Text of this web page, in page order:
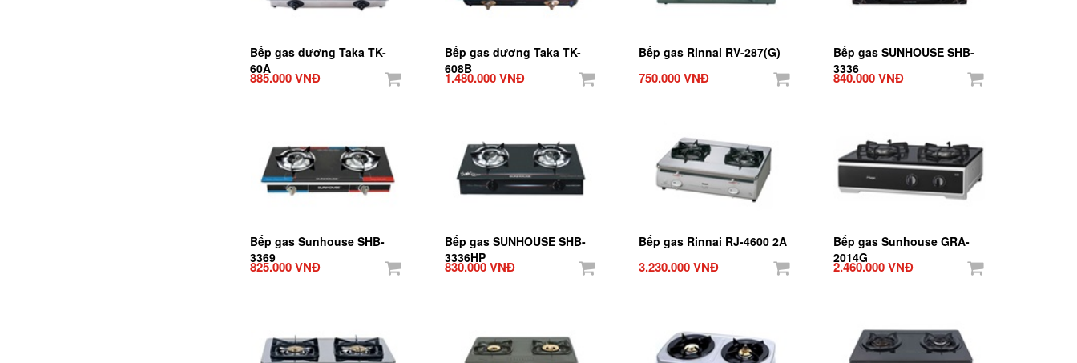
Bếp gas dương Taka TK-
60A
885.000 VNĐ
Bếp gas dương Taka TK-
608B
1.480.000 VNĐ
Bếp gas Rinnai RV-287(G)
750.000 VNĐ
Bếp gas SUNHOUSE SHB-
3336
840.000 VNĐ
Bếp gas Sunhouse SHB-
3369
825.000 VNĐ
Bếp gas SUNHOUSE SHB-
3336HP
830.000 VNĐ
Bếp gas Rinnai RJ-4600 2A
3.230.000 VNĐ
Bếp gas Sunhouse GRA-
2014G
2.460.000 VNĐ